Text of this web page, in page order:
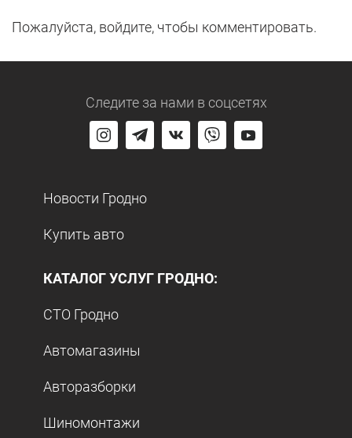
Пожалуйста, войдите, чтобы комментировать.
Следите за нами в соцсетях
Новости Гродно
Купить авто
КАТАЛОГ УСЛУГ ГРОДНО:
СТО Гродно
Автомагазины
Авторазборки
Шиномонтажи